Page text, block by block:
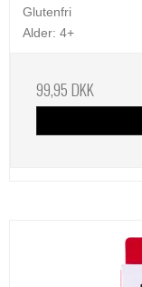
Glutenfri
Alder: 4+
99,95 DKK